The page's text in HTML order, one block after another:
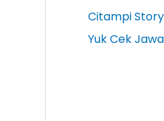
Citampi
Yuk Cek